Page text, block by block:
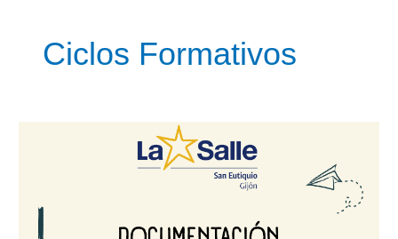
Ciclos Formativos
curso
2026-